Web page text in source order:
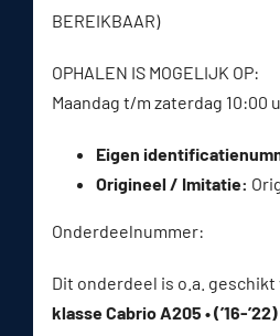
BEREIKBAAR)
OPHALEN IS MOGELIJK OP:
Maandag t/m zaterdag 10:00
Eigen
Origineel / Imitatie:
Onderdeelnummer:
Dit onderdeel is o.a. geschikt
klasse Cabrio A205 • (’16-’22)